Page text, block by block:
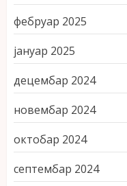
фебруар 2025
јануар 2025
децембар 2024
новембар 2024
октобар 2024
септембар 2024